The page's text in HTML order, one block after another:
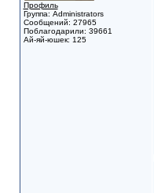
Профиль
Группа: Administrators
Сообщений: 27965
Поблагодарили: 39661
Ай-яй-юшек: 125